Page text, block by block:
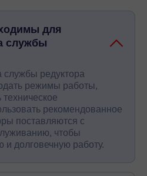
для
службы
службы редуктора
режимы работы,
рекомендованное
поставляются с
чтобы
и долговечную работу.